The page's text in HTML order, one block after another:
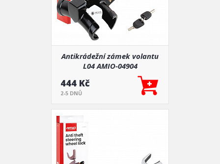
Antikrádežní zámek volantu
L04 AMIO-04904
444 Kč
2-5 DNŮ